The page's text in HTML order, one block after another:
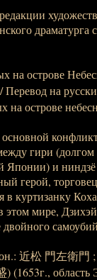
драматурга
на острове
Перевод на
острове
гири
Японии) и
герой,
в куртизанку
этом мире,
近松 門左衛門
(1653г., область